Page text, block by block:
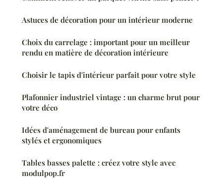
Astuces de décoration pour un intérieur moderne
Choix du carrelage : important pour un meilleur
rendu en matière de décoration intérieure
Choisir le tapis d'intérieur parfait pour votre style
Plafonnier industriel vintage : un charme brut pour
votre déco
Idées d'aménagement de bureau pour enfants
stylés et ergonomiques
Tables basses palette : créez votre style avec
modulpop.fr